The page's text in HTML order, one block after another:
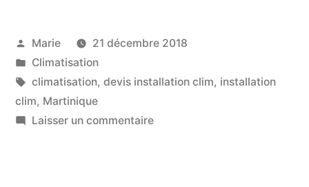
Martinique »
Publié
par
Marie
21 décembre 2018
Publié
dans
Climatisation
Étiquettes :
climatisation, devis installation clim, installation
clim, Martinique
Laisser un commentairesur